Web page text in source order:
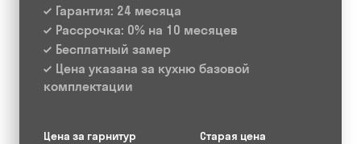
Гарантия: 24 месяца
Рассрочка: 0% на 10 месяцев
Бесплатный замер
Цена указана за кухню базовой
комплектации
Цена за гарнитур Старая цена